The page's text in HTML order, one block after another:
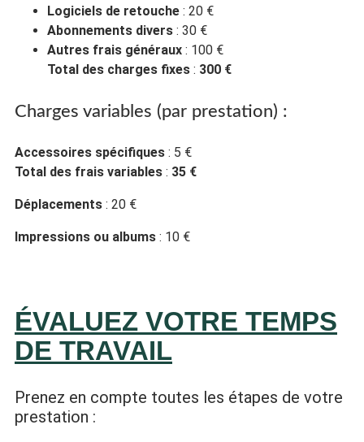
Logiciels de retouche : 20 €
Abonnements divers : 30 €
Autres frais généraux : 100 €
Total des charges fixes : 300 €
Charges variables (par prestation) :
Accessoires spécifiques : 5 €
Total des frais variables : 35 €
Déplacements : 20 €
Impressions ou albums : 10 €
ÉVALUEZ VOTRE TEMPS
DE TRAVAIL
Prenez en compte toutes les étapes de votre
prestation :